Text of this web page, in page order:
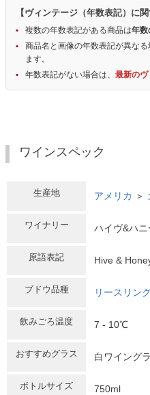
【ヴィンテージ（年数表記）に関
複数の年数表記がある商品は年数
商品名と画像の年数表記が異なる
ます。
年数表記がない場合は、 最新のヴ
ワインスペック
生産地 アメリカ ＞
ワイナリー ハイヴ&ハニ
原語表記 Hive &
ブドウ品種 リースリン
飲みごろ温度 7 - 10℃
おすすめグラス 白ワイング
ボトルサイズ 750ml